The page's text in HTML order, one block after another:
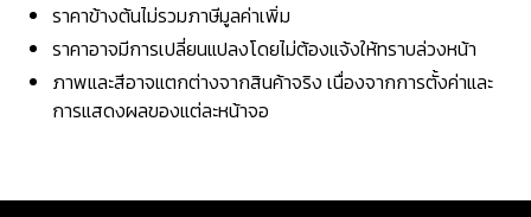
ราคาข้างต้นไม่รวมภาษีมูลค่าเพิ่ม
ราคาอาจมีการเปลี่ยนแปลงโดยไม่ต้องแจ้งให้ทราบล่วงหน้า
ภาพและสีอาจแตกต่างจากสินค้าจริง เนื่องจากการตั้งค่าและ
การแสดงผลของแต่ละหน้าจอ